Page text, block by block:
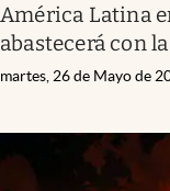
América Latina
abastecerá con
martes, 26 de Mayo de